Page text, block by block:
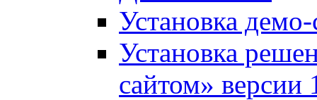
Установка
Установка
сайтом»